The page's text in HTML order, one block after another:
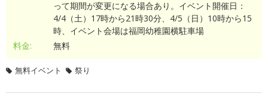
って期間が変更になる場合あり。イベント開催日：
4/4（土）17時から21時30分、4/5（日）10時から15
時、イベント会場は福岡幼稚園横駐車場
料金:
無料
無料イベント 祭り